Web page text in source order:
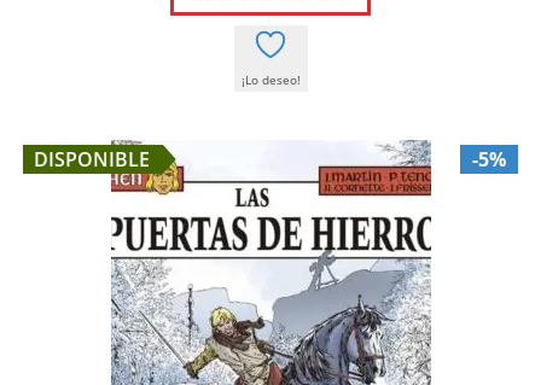
16,00 €. 15,20 €.
¡Lo deseo!
DISPONIBLE -5%